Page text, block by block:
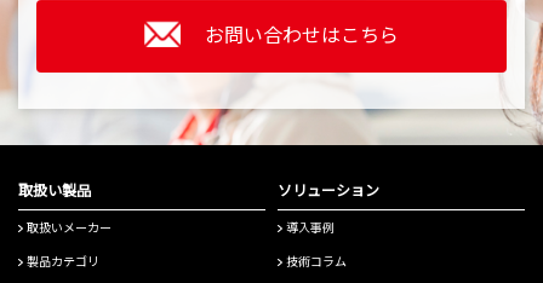
お問い合わせはこちら
取扱い製品
取扱いメーカー
製品カテゴリ
ソリューション
導入事例
技術コラム